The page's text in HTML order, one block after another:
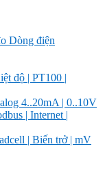
Dòng điện
độ | PT100 |
4..20mA | 0..10V
| Internet |
| Biến trở | mV